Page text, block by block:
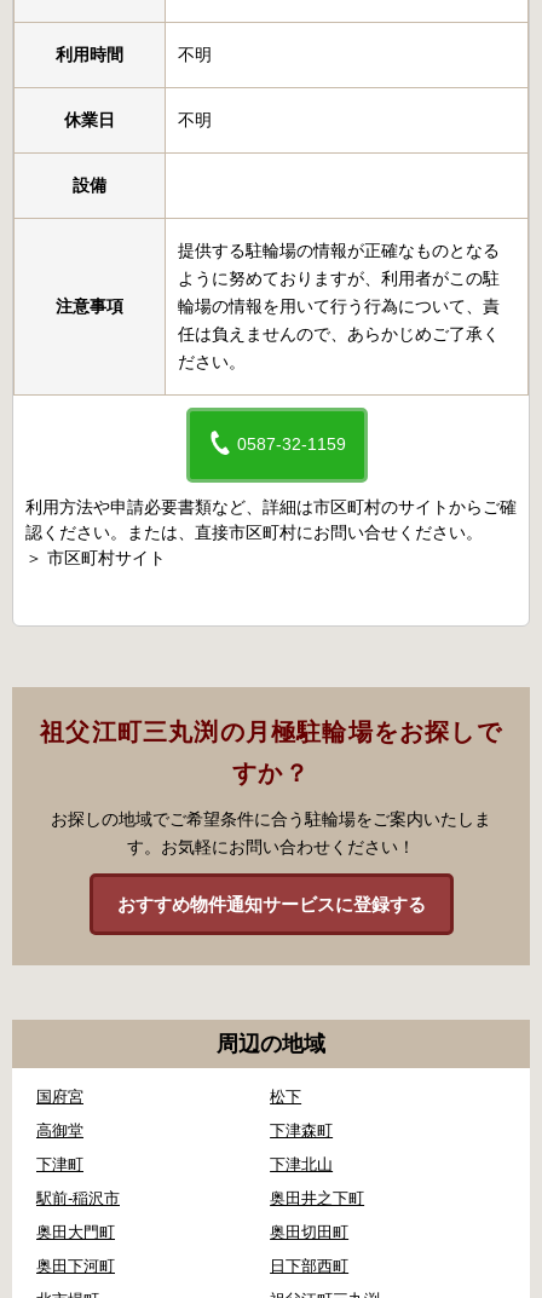
利用時間 不明
休業日 不明
設備
注意事項
提供する駐輪場の情報が正確なものとなる
ように努めておりますが、利用者がこの駐
輪場の情報を用いて行う行為について、責
任は負えませんので、あらかじめご了承く
ださい。
0587-32-1159
利用方法や申請必要書類など、詳細は市区町村のサイトからご確
認ください。または、直接市区町村にお問い合せください。
＞ 市区町村サイト
祖父江町三丸渕の月極駐輪場をお探しで
すか？
お探しの地域でご希望条件に合う駐輪場をご案内いたしま
す。お気軽にお問い合わせください！
おすすめ物件通知サービスに登録する
周辺の地域
国府宮
松下
高御堂
下津森町
下津町
下津北山
駅前-稲沢市
奥田井之下町
奥田大門町
奥田切田町
奥田下河町
日下部西町